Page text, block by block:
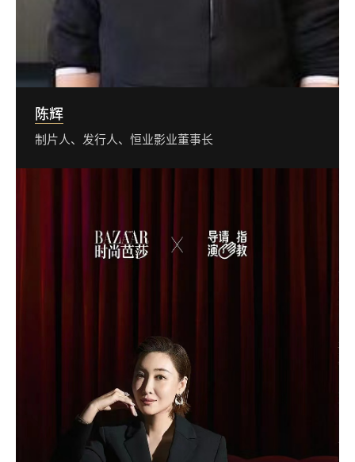
陈辉
制片人、发行人、恒业影业董事长